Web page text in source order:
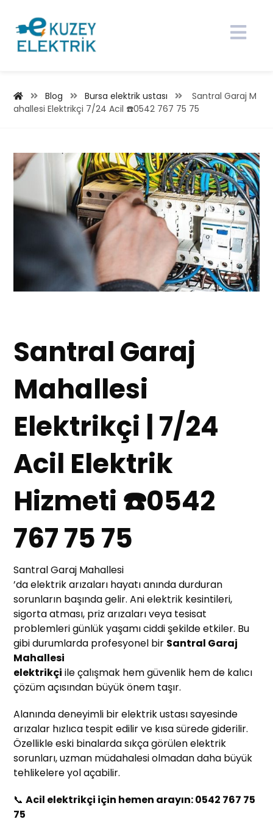
Blog Bursa elektrik ustası
Santral Garaj M
ahallesi Elektrikçi 7/24 Acil ☎️0542 767 75 75
Santral Garaj
Mahallesi
Elektrikçi | 7/24
Acil Elektrik
Hizmeti ☎️0542
767 75 75
Santral Garaj Mahallesi
’da elektrik arızaları hayatı anında durduran
sorunların başında gelir. Ani elektrik kesintileri,
sigorta atması, priz arızaları veya tesisat
problemleri günlük yaşamı ciddi şekilde etkiler. Bu
gibi durumlarda profesyonel bir Santral Garaj
Mahallesi
elektrikçi ile çalışmak hem güvenlik hem de kalıcı
çözüm açısından büyük önem taşır.
Alanında deneyimli bir elektrik ustası sayesinde
arızalar hızlıca tespit edilir ve kısa sürede giderilir.
Özellikle eski binalarda sıkça görülen elektrik
sorunları, uzman müdahalesi olmadan daha büyük
tehlikelere yol açabilir.
📞Acil elektrikçi için hemen arayın: 0542 767 75
75